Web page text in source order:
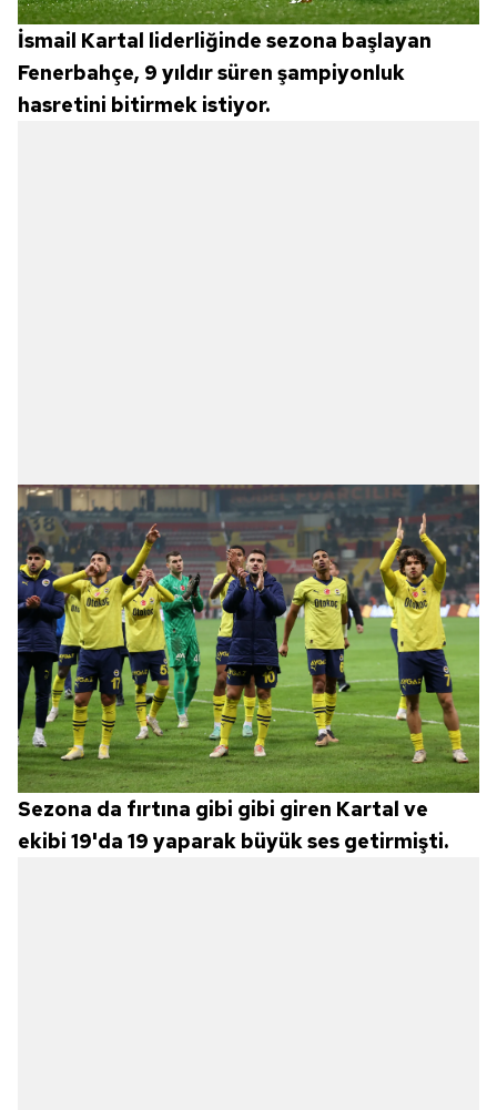
İsmail Kartal liderliğinde sezona başlayan
Fenerbahçe, 9 yıldır süren şampiyonluk
hasretini bitirmek istiyor.
Sezona da fırtına gibi gibi giren Kartal ve
ekibi 19'da 19 yaparak büyük ses getirmişti.